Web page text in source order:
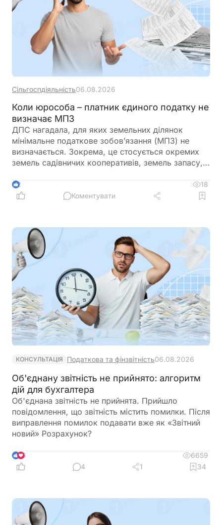
Сільгоспдіяльність06.08.2026
Коли юрособа – платник єдиного податку не
визначає МПЗ
ДПС нагадала, для яких земельних ділянок
мінімальне податкове зобов’язання (МПЗ) не
визначається. Зокрема, це стосується окремих
земель садівничих кооперативів, земель запасу,
ділянок у межах населених пунктів, а також
земель, що перебувають у консервації чи
враховувати особливості, встановлені
Податковим кодексом України
2
18
Коментувати
КОНСУЛЬТАЦІЯ Податкова та фінзвітність06.08.2026
Об'єднану звітність не прийнято: алгоритм
дій для бухгалтера
Об'єднана звітність не прийнята. Прийшло
повідомлення, що звітність містить помилки. Після
виправлення помилок подавати вже як «Звітний
новий» Розрахунок?
5
6659
4
1 34